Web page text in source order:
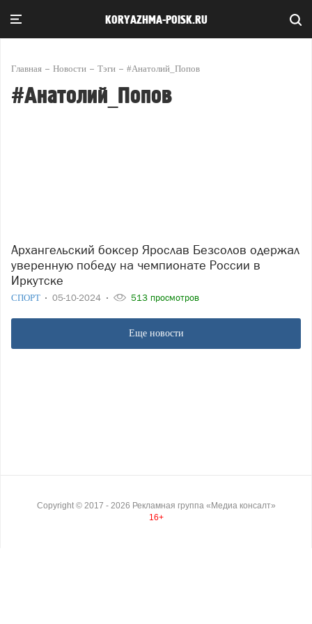
KORYAZHMA-POISK.RU
Главная Новости Тэги #Анатолий_Попов
#Анатолий_Попов
Архангельский боксер Ярослав Безсолов одержал
уверенную победу на чемпионате России в
Иркутске
СПОРТ 05-10-2024 513 просмотров
Еще новости
Copyright © 2017 - 2026 Рекламная группа «Медиа консалт»
16+